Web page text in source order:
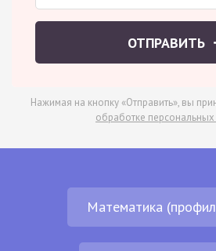
ОТПРАВИТЬ
Нажимая на кнопку «Отправить», вы
обработке
Математика